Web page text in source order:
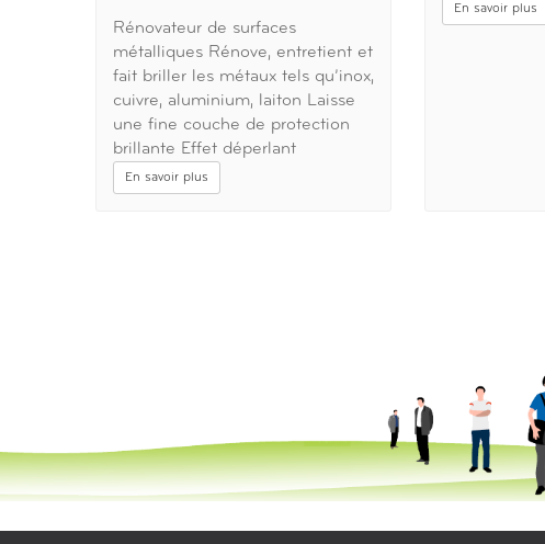
Rénovateur de surfaces
métalliques Rénove, entretient et
fait briller les métaux tels qu’inox,
cuivre, aluminium, laiton Laisse
une fine couche de protection
brillante Effet déperlant
En savoir plus
En savoir plus